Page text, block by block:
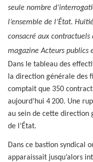
seule nombre
l’ensemble de l’État.
consacré aux
magazine Acteurs publics
Dans le tableau des
la direction générale des
comptait que 350
aujourd’hui 4 200. Une
au sein de cette direction
de l’État.
Dans ce bastion syndical
apparaissait jusqu’alors